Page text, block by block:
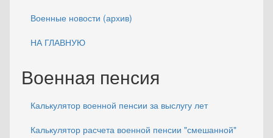
Военные новости (архив)
НА ГЛАВНУЮ
Военная пенсия
Калькулятор военной пенсии за выслугу лет
Калькулятор расчета военной пенсии "смешанной"